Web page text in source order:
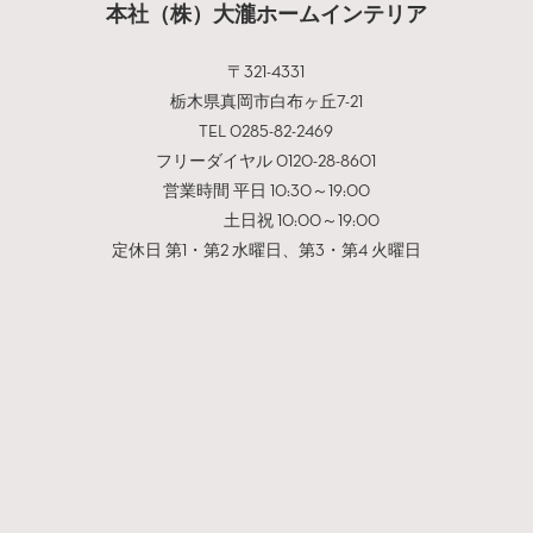
本社（株）大瀧ホームインテリア
〒321-4331
栃木県真岡市白布ヶ丘7-21
TEL 0285-82-2469
フリーダイヤル 0120-28-8601
営業時間 平日 10:30～19:00
土日祝 10:00～19:00
定休日 第1・第2 水曜日、第3・第4 火曜日